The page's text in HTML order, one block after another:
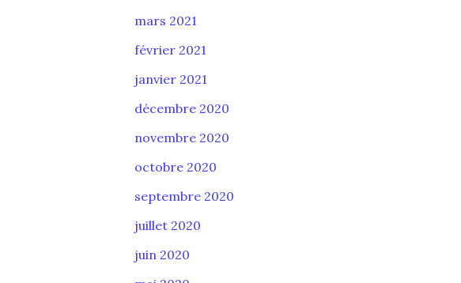
mars 2021
février 2021
janvier 2021
décembre 2020
novembre 2020
octobre 2020
septembre 2020
juillet 2020
juin 2020